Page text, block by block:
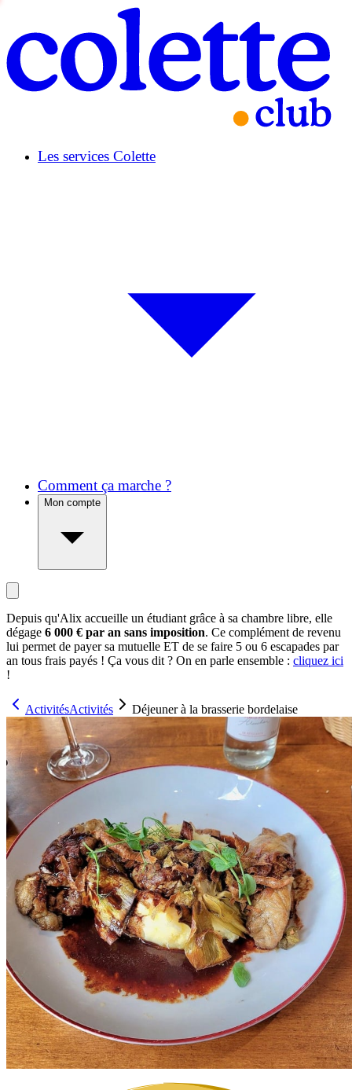
Les services Colette
Comment ça marche ?
Mon compte
Depuis qu'Alix accueille un étudiant grâce à sa chambre libre, elle
dégage 6 000 € par an sans imposition. Ce complément de revenu
lui permet de payer sa mutuelle ET de se faire 5 ou 6 escapades par
an tous frais payés ! Ça vous dit ? On en parle ensemble : cliquez ici
!
ActivitésActivités Déjeuner à la brasserie bordelaise